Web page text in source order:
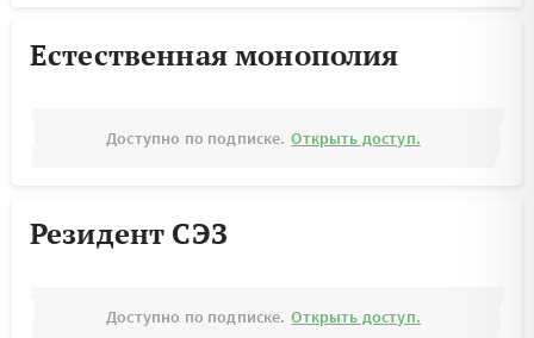
Естественная монополия
Доступно по подписке. Открыть доступ.
Резидент СЭЗ
Доступно по подписке. Открыть доступ.